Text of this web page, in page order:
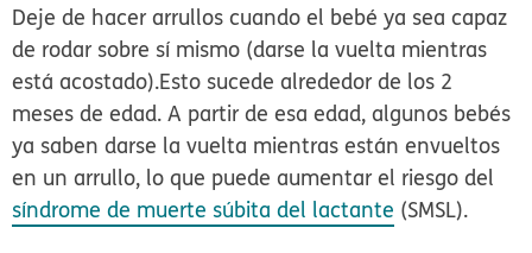
Deje de hacer arrullos cuando el bebé ya sea capaz
de rodar sobre sí mismo (darse la vuelta mientras
está acostado).Esto sucede alrededor de los 2
meses de edad. A partir de esa edad, algunos bebés
ya saben darse la vuelta mientras están envueltos
en un arrullo, lo que puede aumentar el riesgo del
síndrome de muerte súbita del lactante (SMSL).